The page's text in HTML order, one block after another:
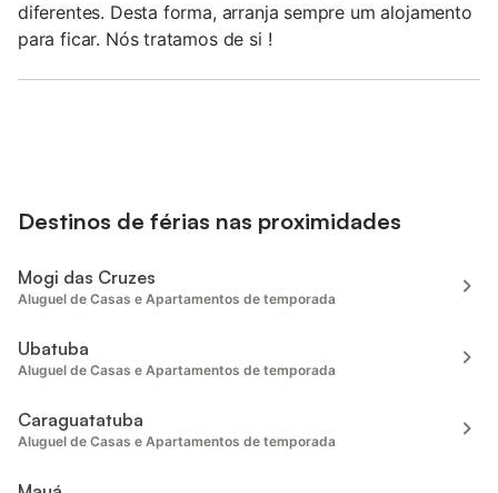
diferentes. Desta forma, arranja sempre um alojamento
para ficar. Nós tratamos de si !
Destinos de férias nas proximidades
Mogi das Cruzes
Aluguel de Casas e Apartamentos de temporada
Ubatuba
Aluguel de Casas e Apartamentos de temporada
Caraguatatuba
Aluguel de Casas e Apartamentos de temporada